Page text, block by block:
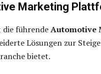
Marketing
die führendeAutomotive
Lösungen zur
bietet.